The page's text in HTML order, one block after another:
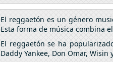
El reggaetón es un género
Esta forma de música combina
El reggaetón se ha
Daddy Yankee, Don Omar,